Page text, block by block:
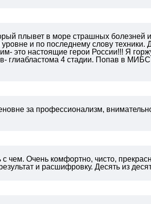
плывет в море страшных болезней
и по последнему слову техники.
это настоящие герои России!!! Я
глиабластома 4 стадии. Попав в
за профессионализм,
чем. Очень комфортно, чисто,
и расшифровку. Десять из